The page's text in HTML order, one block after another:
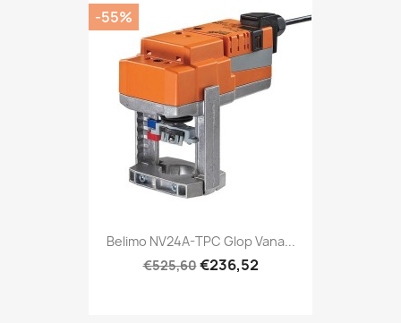
Belimo NV24A-TPC Glop Vana...
€525,60€236,52
-55%